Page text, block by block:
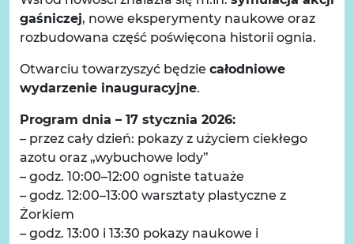
gaśniczej, nowe eksperymenty naukowe oraz
rozbudowana część poświęcona historii ognia.
Otwarciu towarzyszyć będzie całodniowe
wydarzenie inauguracyjne.
Program dnia – 17 stycznia 2026:
– przez cały dzień: pokazy z użyciem ciekłego
azotu oraz „wybuchowe lody”
– godz. 10:00–12:00 ogniste tatuaże
– godz. 12:00–13:00 warsztaty plastyczne z
Żorkiem
– godz. 13:00 i 13:30 pokazy naukowe i